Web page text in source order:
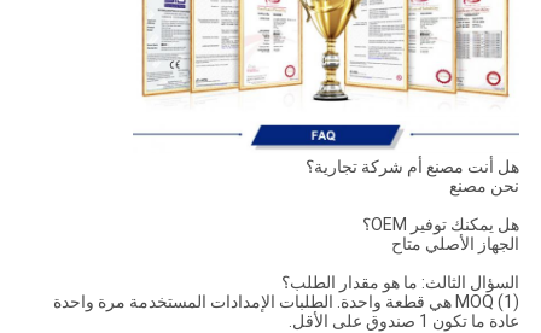
هل أنت مصنع أم شركة تجارية؟
نحن مصنع
هل يمكنك توفير OEM؟
الجهاز الأصلي متاح
السؤال الثالث: ما هو مقدار الطلب؟
(1) MOQ هي قطعة واحدة. الطلبات الإمدادات المستخدمة مرة واحدة
عادة ما تكون 1 صندوق على الأقل.